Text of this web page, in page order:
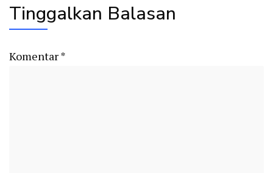
Tinggalkan Balasan
Komentar*